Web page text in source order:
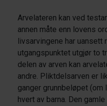
Arvelateren kan ved
annen måte enn lovens
livsarvingene har
utgangspunktet utgjør to
delen av arven kan
andre. Pliktdelsarven er
ganger grunnbeløpet (om
hvert av barna. Den